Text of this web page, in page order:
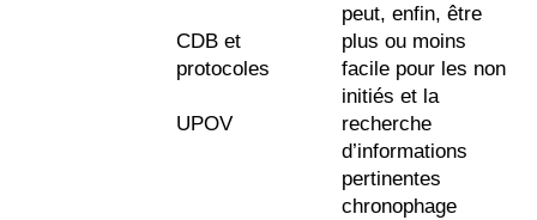
CDB et
protocoles
UPOV
peut, enfin, être
plus ou moins
facile pour les non
initiés et la
recherche
d’informations
pertinentes
chronophage